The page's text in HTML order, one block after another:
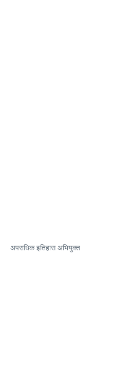
अपराधिक इतिहास अभियुक्त